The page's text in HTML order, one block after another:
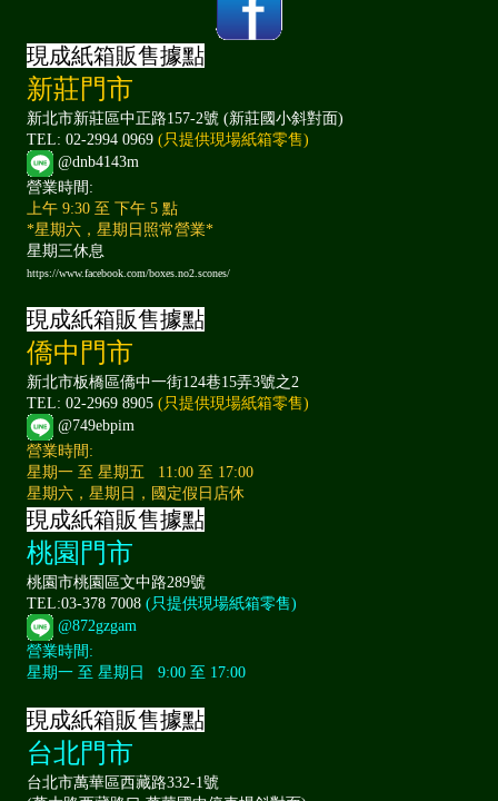
現成紙箱販售據點
新莊門市
新北市新莊區中正路157-2號 (新莊國小斜對面)
TEL: 02-2994 0969 (只提供現場紙箱零售)
@dnb4143m
營業時間:
上午 9:30 至 下午 5 點
*星期六，星期日照常營業*
星期三休息
https://www.facebook.com/boxes.no2.scones/
現成紙箱販售據點
僑中門市
新北市板橋區僑中一街124巷15弄3號之2
TEL: 02-2969 8905 (只提供現場紙箱零售)
@749ebpim
營業時間:
星期一 至 星期五 11:00 至 17:00
星期六，星期日，國定假日店休
現成紙箱販售據點
桃園門市
桃園市桃園區文中路289號
TEL:03-378 7008 (只提供現場紙箱零售)
@872gzgam
營業時間:
星期一 至 星期日 9:00 至 17:00
現成紙箱販售據點
台北門市
台北市萬華區西藏路332-1號